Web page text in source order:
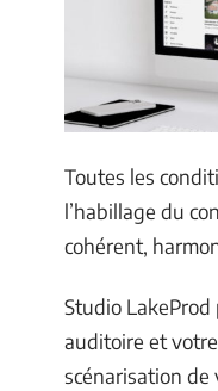
Toutes les
l’habillage du
cohérent,
Studio
auditoire et
scénarisation de